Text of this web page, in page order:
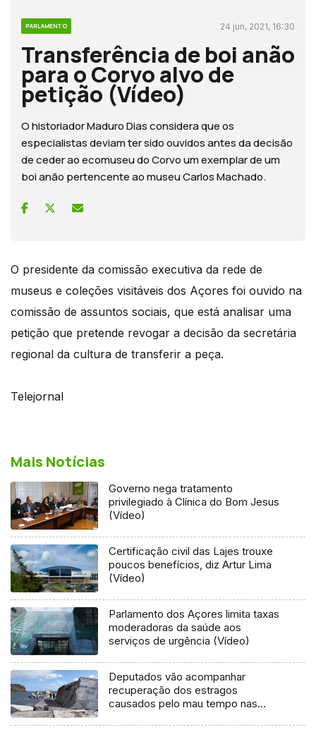
PARLAMENTO 24 jun, 2021, 16:30
Transferência de boi anão
para o Corvo alvo de
petição (Vídeo)
O historiador Maduro Dias considera que os
especialistas deviam ter sido ouvidos antes da decisão
de ceder ao ecomuseu do Corvo um exemplar de um
boi anão pertencente ao museu Carlos Machado.
O presidente da comissão executiva da rede de
museus e coleções visitáveis dos Açores foi ouvido na
comissão de assuntos sociais, que está analisar uma
petição que pretende revogar a decisão da secretária
regional da cultura de transferir a peça.
Telejornal
Mais Notícias
Governo nega tratamento
privilegiado à Clínica do Bom Jesus
(Vídeo)
Certificação civil das Lajes trouxe
poucos benefícios, diz Artur Lima
(Vídeo)
Parlamento dos Açores limita taxas
moderadoras da saúde aos
serviços de urgência (Vídeo)
Deputados vão acompanhar
recuperação dos estragos
causados pelo mau tempo nas